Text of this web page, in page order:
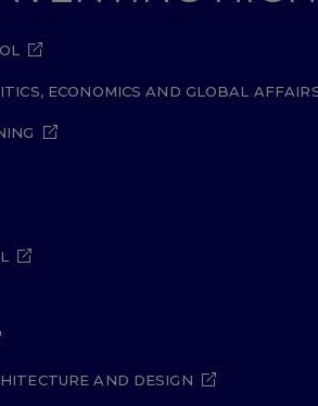
ECONOMICS AND GLOBAL
AND DESIGN